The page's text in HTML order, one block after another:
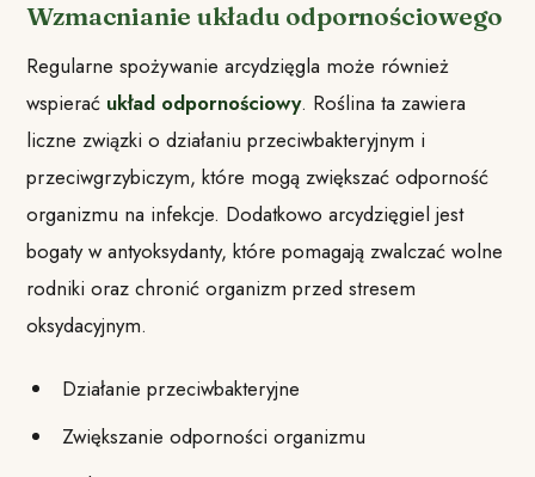
Wzmacnianie układu odpornościowego
Regularne spożywanie arcydzięgla może również
wspierać układ odpornościowy. Roślina ta zawiera
liczne związki o działaniu przeciwbakteryjnym i
przeciwgrzybiczym, które mogą zwiększać odporność
organizmu na infekcje. Dodatkowo arcydzięgiel jest
bogaty w antyoksydanty, które pomagają zwalczać wolne
rodniki oraz chronić organizm przed stresem
oksydacyjnym.
Działanie przeciwbakteryjne
Zwiększanie odporności organizmu